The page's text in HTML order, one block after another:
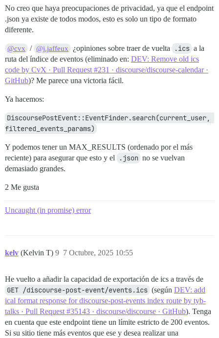
No creo que haya preocupaciones de privacidad, ya que el endpoint
.json ya existe de todos modos, esto es solo un tipo de formato
diferente.
@cvx / @j.jaffeux ¿opiniones sobre traer de vuelta .ics a la
ruta del índice de eventos (eliminado en: DEV: Remove old ics
code by CvX · Pull Request #231 · discourse/discourse-calendar ·
GitHub)? Me parece una victoria fácil.
Ya hacemos:
DiscoursePostEvent::EventFinder.search(current_user,
filtered_events_params)
Y podemos tener un MAX_RESULTS (ordenado por el más
reciente) para asegurar que esto y el
.json no se vuelvan
demasiado grandes.
2 Me gusta
Uncaught (in promise) error
kelv (Kelvin T) 7 Octubre, 2025 10:55
9
He vuelto a añadir la capacidad de exportación de ics a través de
GET /discourse-post-event/events.ics (según DEV: add
ical format response for discourse-post-events index route by tyb-
talks · Pull Request #35143 · discourse/discourse · GitHub). Tenga
en cuenta que este endpoint tiene un límite estricto de 200 eventos.
Si su sitio tiene más eventos que ese y desea realizar una